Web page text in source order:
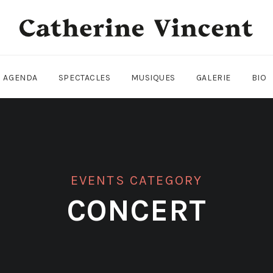
AGENDA SPECTACLES MUSIQUES GALERIE BIO
EVENTS CATEGORY
CONCERT